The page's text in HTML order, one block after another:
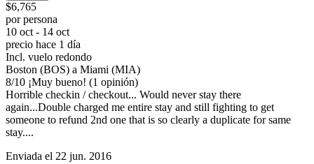
$6,765
por persona
10 oct - 14 oct
precio hace 1 día
Incl. vuelo redondo
Boston (BOS) a Miami (MIA)
8/10 ¡Muy bueno! (1 opinión)
Horrible checkin / checkout... Would never stay there
again...Double charged me entire stay and still fighting to get
someone to refund 2nd one that is so clearly a duplicate for same
stay....
Enviada el 22 jun. 2016